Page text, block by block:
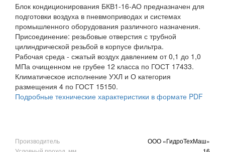
Блок кондиционирования БКВ1-16-АО предназначен для
подготовки воздуха в пневмоприводах и системах
промышленного оборудования различного назначения.
Присоединение: резьбовые отверстия с трубной
цилиндрической резьбой в корпусе фильтра.
Рабочая среда - сжатый воздух давлением от 0,1 до 1,0
МПа очищенном не грубее 12 класса по ГОСТ 17433.
Климатическое исполнение УХЛ и О категория
размещения 4 по ГОСТ 15150.
Подробные технические характеристики в формате PDF
Производитель
ООО «ГидроТехМаш»